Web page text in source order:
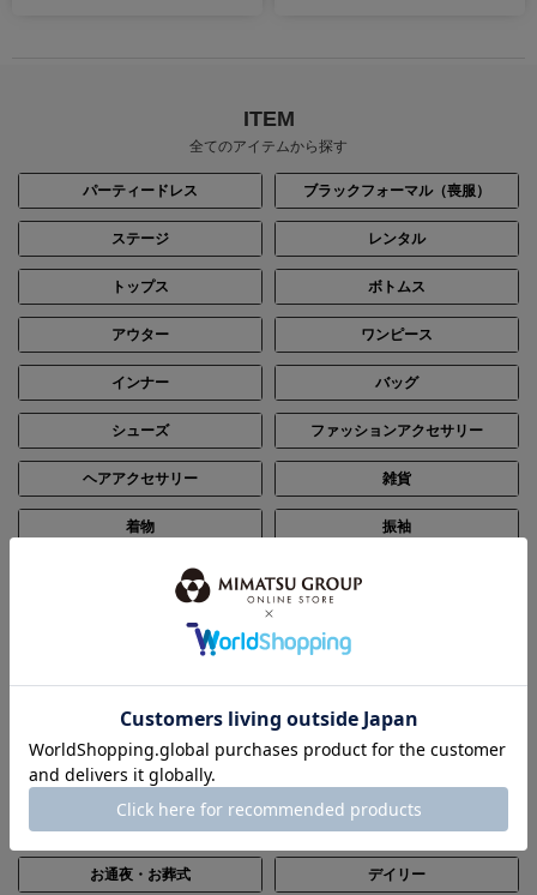
ITEM
全てのアイテムから探す
パーティードレス ブラックフォーマル（喪服）
ステージ レンタル
トップス ボトムス
アウター ワンピース
インナー バッグ
シューズ ファッションアクセサリー
ヘアアクセサリー 雑貨
着物 振袖
SCENE
シーン別で探す
結婚式・披露宴
入卒・七五三・顔合わせ
お通夜・お葬式 デイリー